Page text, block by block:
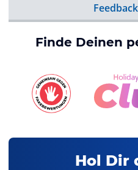
Finde Deinen
Hol Dir